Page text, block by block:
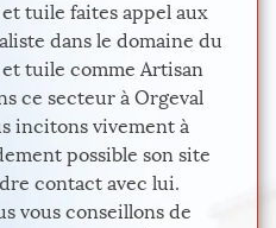
tuile faites appel aux
dans le domaine du
tuile comme Artisan
ce secteur à Orgeval
incitons vivement à
possible son site
contact avec lui.
vous conseillons de